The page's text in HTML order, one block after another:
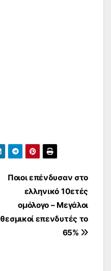
Ποιοι επένδυσαν στο
ελληνικό 10ετές
ομόλογο – Μεγάλοι
θεσμικοί επενδυτές το
65%